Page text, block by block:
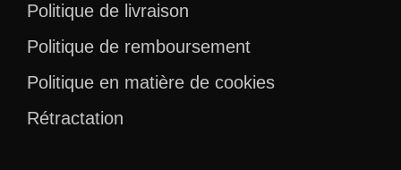
Politique de livraison
Politique de remboursement
Politique en matière de cookies
Rétractation